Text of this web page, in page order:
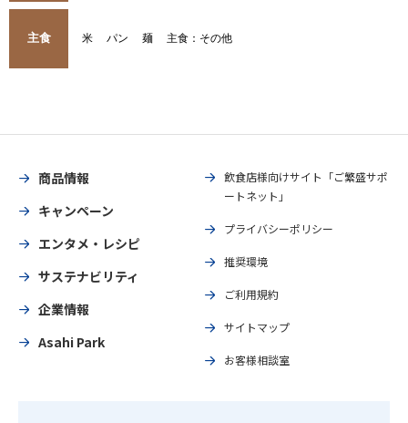
主食 米 パン 麺 主食：その他
商品情報
キャンペーン
エンタメ・レシピ
サステナビリティ
企業情報
Asahi Park
飲食店様向けサイト「ご繁盛サポ
ートネット」
プライバシーポリシー
推奨環境
ご利用規約
サイトマップ
お客様相談室